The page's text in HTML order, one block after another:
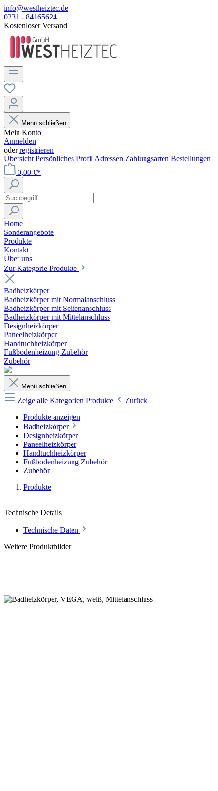
info@westheiztec.de
0231 - 84165624
Kostenloser Versand
Menü schließen
Mein Konto
Anmelden
oderregistrieren
Übersicht Persönliches Profil Adressen Zahlungsarten Bestellungen
0,00 €*
Home
Sonderangebote
Produkte
Kontakt
Über uns
Zur Kategorie Produkte
Badheizkörper
Badheizkörper mit Normalanschluss
Badheizkörper mit Seitenanschluss
Badheizkörper mit Mittelanschluss
Designheizkörper
Paneelheizkörper
Handtuchheizkörper
Fußbodenheizung Zubehör
Zubehör
Menü schließen
Zeige alle Kategorien Produkte
Zurück
Produkte anzeigen
Badheizkörper
Designheizkörper
Paneelheizkörper
Handtuchheizkörper
Fußbodenheizung Zubehör
Zubehör
Produkte
Technische Details
Technische Daten
Weitere Produktbilder